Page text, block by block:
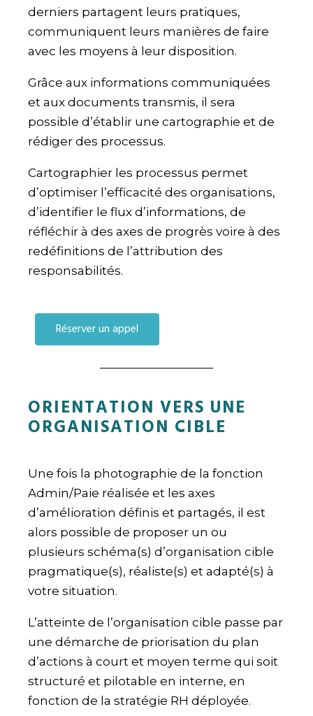
derniers partagent leurs pratiques,
communiquent leurs manières de faire
avec les moyens à leur disposition.
Grâce aux informations communiquées
et aux documents transmis, il sera
possible d’établir une cartographie et de
rédiger des processus.
Cartographier les processus permet
d’optimiser l’efficacité des organisations,
d’identifier le flux d’informations, de
réfléchir à des axes de progrès voire à des
redéfinitions de l’attribution des
responsabilités.
Réserver un appel
ORIENTATION VERS UNE
ORGANISATION CIBLE
Une fois la photographie de la fonction
Admin/Paie réalisée et les axes
d’amélioration définis et partagés, il est
alors possible de proposer un ou
plusieurs schéma(s) d’organisation cible
pragmatique(s), réaliste(s) et adapté(s) à
votre situation.
L’atteinte de l’organisation cible passe par
une démarche de priorisation du plan
d’actions à court et moyen terme qui soit
structuré et pilotable en interne, en
fonction de la stratégie RH déployée.